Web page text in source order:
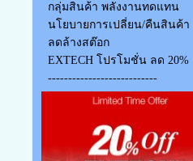
กลุ่มสินค้า พลังงานทดแทน
นโยบายการเปลี่ยน/คืนสินค้า
ลดล้างสต๊อก
EXTECH โปรโมชั่น ลด 20%
---------------------------